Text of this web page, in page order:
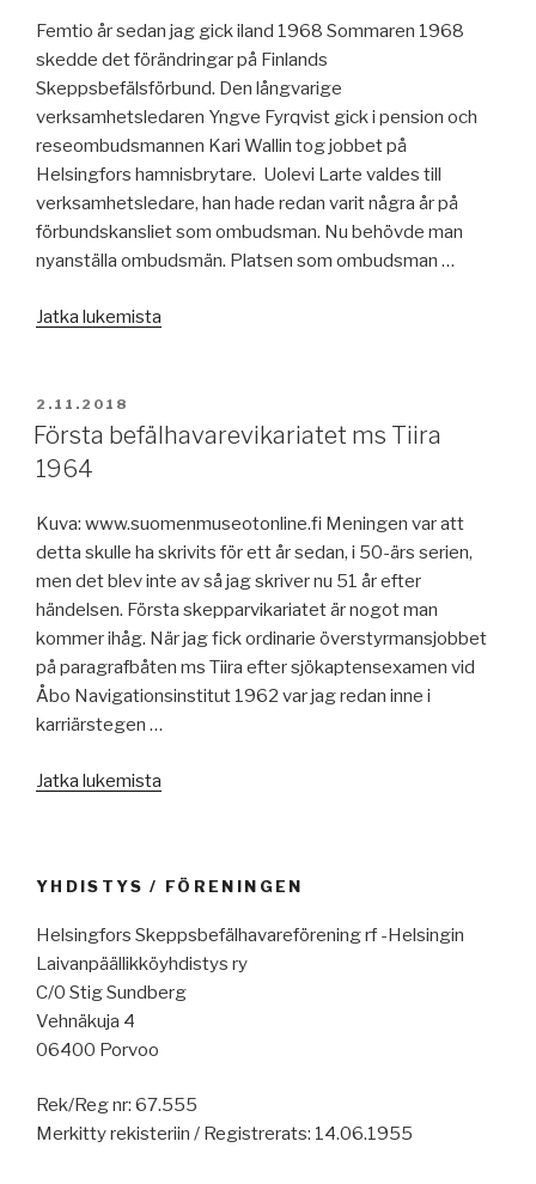
merenkulkijoiden
muistomerkillä
03.11.2018”
Femtio år sedan jag gick iland 1968 Sommaren 1968
skedde det förändringar på Finlands
Skeppsbefälsförbund. Den långvarige
verksamhetsledaren Yngve Fyrqvist gick i pension och
reseombudsmannen Kari Wallin tog jobbet på
Helsingfors hamnisbrytare. Uolevi Larte valdes till
verksamhetsledare, han hade redan varit några år på
förbundskansliet som ombudsman. Nu behövde man
nyanställa ombudsmän. Platsen som ombudsman …
Jatka lukemista
version
JULKAISTU
2.11.2018
Första befälhavarevikariatet ms Tiira
1964
Kuva: www.suomenmuseotonline.fi Meningen var att
detta skulle ha skrivits för ett år sedan, i 50-ärs serien,
men det blev inte av så jag skriver nu 51 år efter
händelsen. Första skepparvikariatet är nogot man
kommer ihåg. När jag fick ordinarie överstyrmansjobbet
på paragrafbåten ms Tiira efter sjökaptensexamen vid
Åbo Navigationsinstitut 1962 var jag redan inne i
karriärstegen …
Jatka lukemista
1964”
YHDISTYS / FÖRENINGEN
Helsingfors Skeppsbefälhavareförening rf -Helsingin
Laivanpäällikköyhdistys ry
C/0 Stig Sundberg
Vehnäkuja 4
06400 Porvoo
Rek/Reg nr: 67.555
Merkitty rekisteriin / Registrerats: 14.06.1955